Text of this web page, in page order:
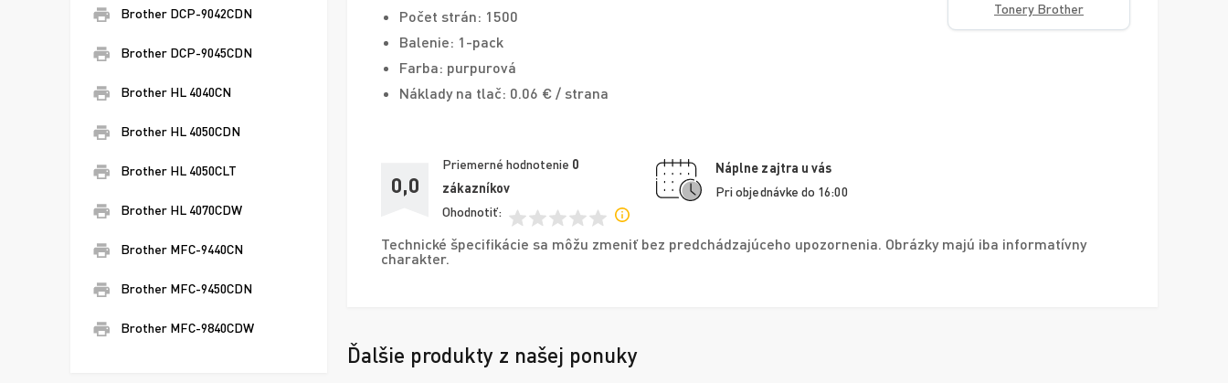
Brother DCP-9042CDN
Brother DCP-9045CDN
Brother HL 4040CN
Brother HL 4050CDN
Brother HL 4050CLT
Brother HL 4070CDW
Brother MFC-9440CN
Brother MFC-9450CDN
Brother MFC-9840CDW
Počet strán: 1500
Balenie: 1-pack
Farba: purpurová
Náklady na tlač: 0.06 € / strana
0,0
Priemerné hodnotenie 0
zákazníkov
Ohodnotiť:
Náplne zajtra u vás
Pri objednávke do 16:00
Tonery Brother
Technické špecifikácie sa môžu zmeniť bez predchádzajúceho upozornenia. Obrázky majú iba informatívny
charakter.
Ďalšie produkty z našej ponuky